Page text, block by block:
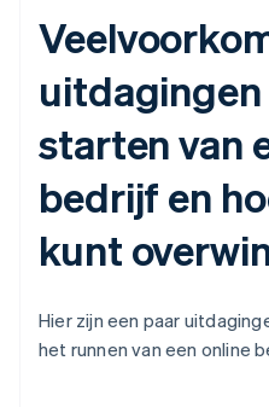
starten van
bedrijf en
kunt
Hier zijn een paar
het runnen van een online